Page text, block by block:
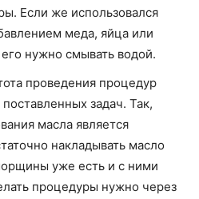
Если же использовался
меда, яйца или
нужно смывать водой.
проведения процедур
поставленных задач. Так,
масла является
накладывать масло
уже есть и с ними
процедуры нужно через